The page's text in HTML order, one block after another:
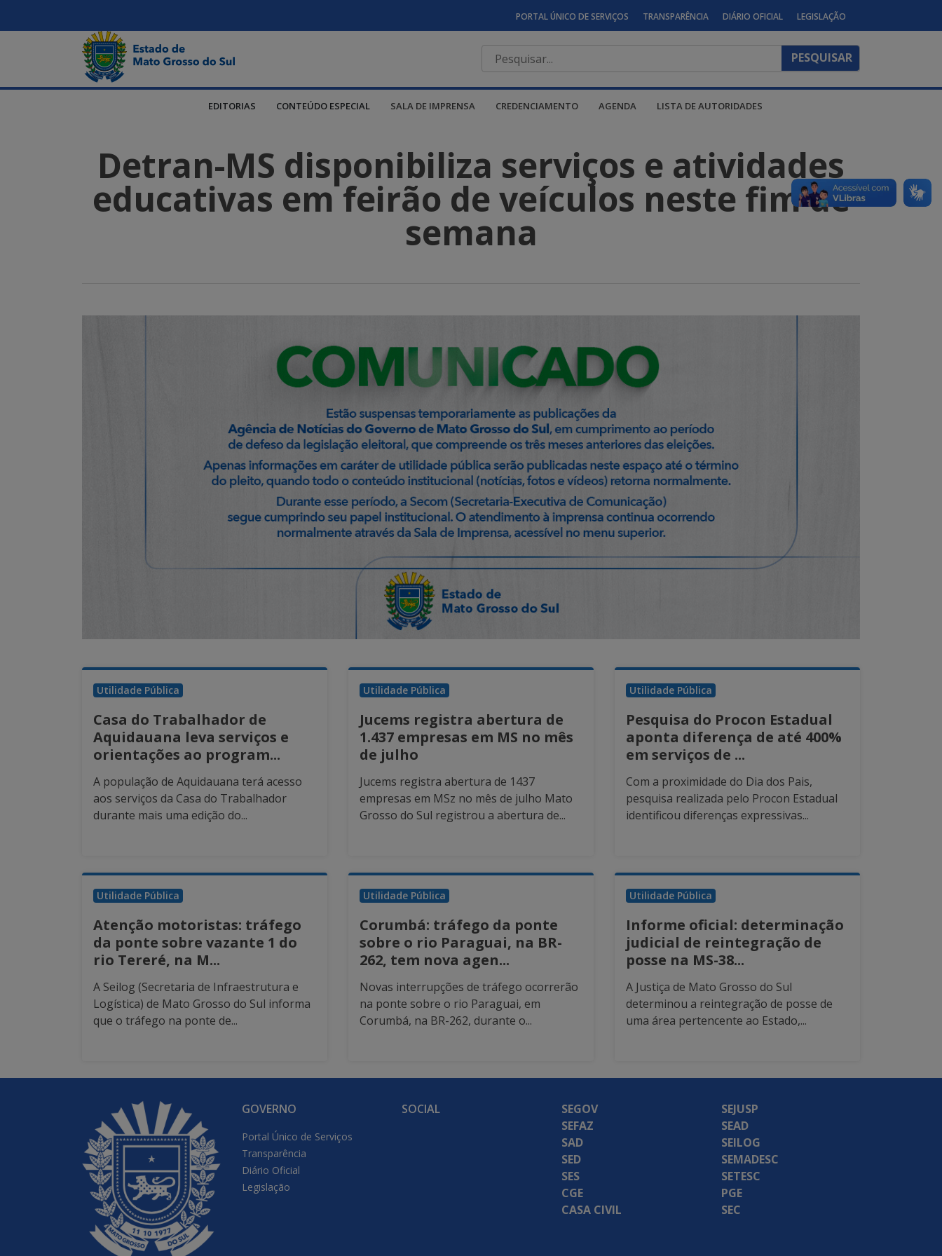
PORTAL ÚNICO DE SERVIÇOS TRANSPARÊNCIA DIÁRIO OFICIAL LEGISLAÇÃO
EDITORIAS CONTEÚDO ESPECIAL SALA DE IMPRENSA CREDENCIAMENTO AGENDA LISTA DE AUTORIDADES
Detran-MS disponibiliza serviços e atividades
educativas em feirão de veículos neste fim de
semana
Utilidade Pública
Casa do Trabalhador de
Aquidauana leva serviços e
orientações ao program...
A população de Aquidauana terá acesso
aos serviços da Casa do Trabalhador
durante mais uma edição do...
Utilidade Pública
Jucems registra abertura de
1.437 empresas em MS no mês
de julho
Jucems registra abertura de 1437
empresas em MSz no mês de julho Mato
Grosso do Sul registrou a abertura de...
Utilidade Pública
Pesquisa do Procon Estadual
aponta diferença de até 400%
em serviços de ...
Com a proximidade do Dia dos Pais,
pesquisa realizada pelo Procon Estadual
identificou diferenças expressivas...
Utilidade Pública
Atenção motoristas: tráfego
da ponte sobre vazante 1 do
rio Tereré, na M...
A Seilog (Secretaria de Infraestrutura e
Logística) de Mato Grosso do Sul informa
que o tráfego na ponte de...
Utilidade Pública
Corumbá: tráfego da ponte
sobre o rio Paraguai, na BR-
262, tem nova agen...
Novas interrupções de tráfego ocorrerão
na ponte sobre o rio Paraguai, em
Corumbá, na BR-262, durante o...
Utilidade Pública
Informe oficial: determinação
judicial de reintegração de
posse na MS-38...
A Justiça de Mato Grosso do Sul
determinou a reintegração de posse de
uma área pertencente ao Estado,...
GOVERNO
Portal Único de Serviços
Transparência
Diário Oficial
Legislação
SOCIAL
SEGOV
SEFAZ
SAD
SED
SES
CGE
CASA CIVIL
SEJUSP
SEAD
SEILOG
SEMADESC
SETESC
PGE
SEC